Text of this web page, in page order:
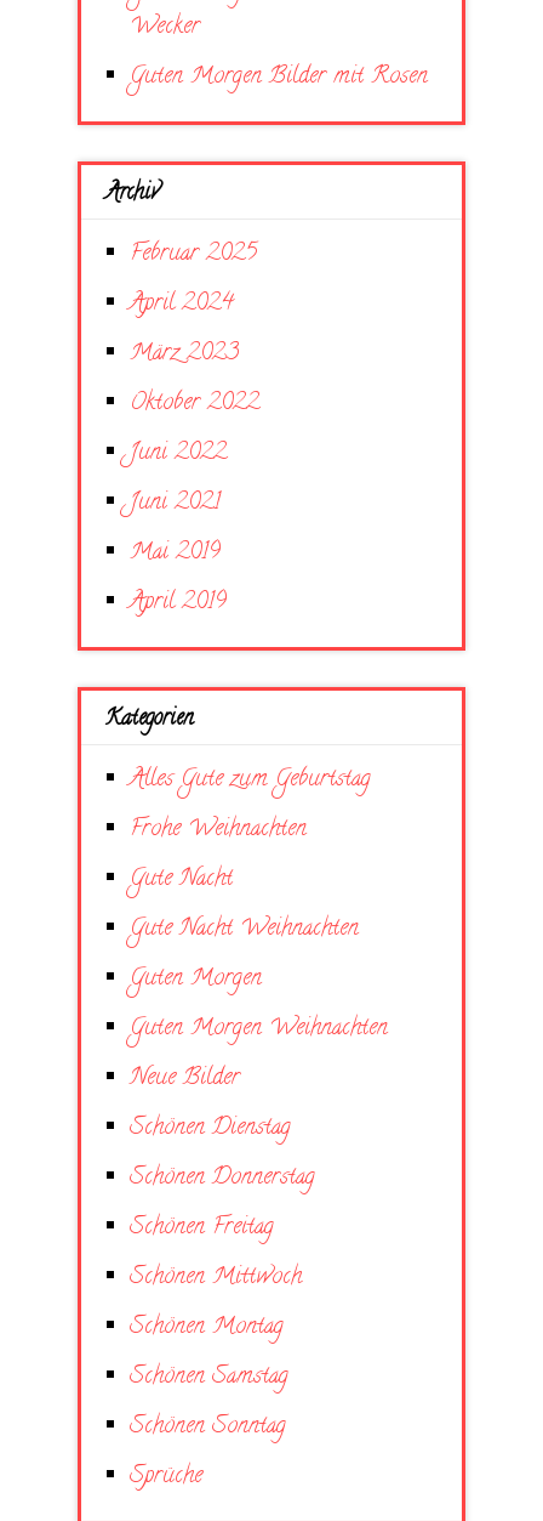
Wecker
Guten Morgen Bilder mit Rosen
Archiv
Februar 2025
April 2024
März 2023
Oktober 2022
Juni 2022
Juni 2021
Mai 2019
April 2019
Kategorien
Alles Gute zum Geburtstag
Frohe Weihnachten
Gute Nacht
Gute Nacht Weihnachten
Guten Morgen
Guten Morgen Weihnachten
Neue Bilder
Schönen Dienstag
Schönen Donnerstag
Schönen Freitag
Schönen Mittwoch
Schönen Montag
Schönen Samstag
Schönen Sonntag
Sprüche